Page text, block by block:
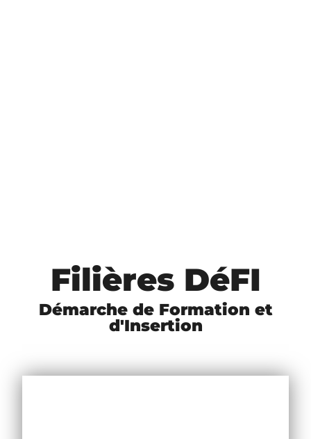
Filières DéFI
Démarche de Formation et
d'Insertion